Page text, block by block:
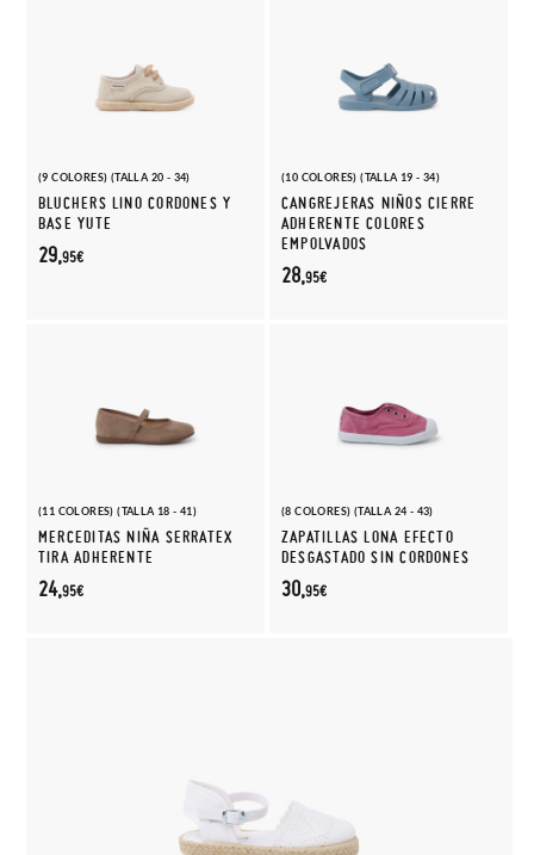
(9 COLORES) (TALLA 20 - 34)
BLUCHERS LINO CORDONES Y
BASE YUTE
29,95€
(10 COLORES) (TALLA 19 - 34)
CANGREJERAS NIÑOS CIERRE
ADHERENTE COLORES
EMPOLVADOS
28,95€
(11 COLORES) (TALLA 18 - 41)
MERCEDITAS NIÑA SERRATEX
TIRA ADHERENTE
24,95€
(8 COLORES) (TALLA 24 - 43)
ZAPATILLAS LONA EFECTO
DESGASTADO SIN CORDONES
30,95€